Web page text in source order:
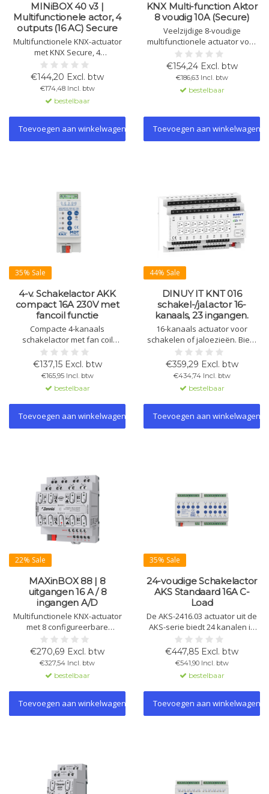
MINiBOX 40 v3 |
Multifunctionele actor, 4
outputs (16 AC) Secure
Multifunctionele KNX-actuator
met KNX Secure, 4
configureerbare uitgangen (16
A C-load), geschikt voor
jaloeziebesturing, fan coil
controle, logica en meer.
€144,20 Excl. btw
€174,48 Incl. btw
bestelbaar
Toevoegen aan winkelwagen
KNX Multi-function Aktor
8 voudig 10A (Secure)
Veelzijdige 8-voudige
multifunctionele actuator voor
schakelen, jaloezieën,
verwarming/koeling en
ventilatie, geschikt voor 10A.
Configuratie per kanaal met
KNX-Secure.
€154,24 Excl. btw
€186,63 Incl. btw
bestelbaar
Toevoegen aan winkelwagen
35% Sale
4-v. Schakelactor AKK
compact 16A 230V met
fancoil functie
Compacte 4-kanaals
schakelactor met fan coil
functie. Ondersteunt 3/4-
snelheidsventilatoren, 2-/4-
pijpsystemen, automatische
bediening, dag/nachtmodus en
noodfunctie. Geschikt voor
KNX-systemen, ideaal voor
HVAC-toepassingen.
€137,15 Excl. btw
€165,95 Incl. btw
bestelbaar
Toevoegen aan winkelwagen
44% Sale
DINUY IT KNT 016
schakel-/jal.actor 16-
kanaals, 23 ingangen.
16-kanaals actuator voor
schakelen of jaloezieën. Biedt
23 ingangen (16 binaire + 7
binaire/analoog) en
ondersteunt hoge belastingen
(16A). Configuratie via ETS5.
€359,29 Excl. btw
€434,74 Incl. btw
bestelbaar
Toevoegen aan winkelwagen
22% Sale
MAXinBOX 88 | 8
uitgangen 16 A / 8
ingangen A/D
Multifunctionele KNX-actuator
met 8 configureerbare
uitgangen (16 A C-Load) en 8
analoog/digitale ingangen.
Uitgangen individueel te
gebruiken als schakelactor.
Geschikt voor rolluiken,
verwarming en KNX Secure.
€270,69 Excl. btw
€327,54 Incl. btw
bestelbaar
Toevoegen aan winkelwagen
35% Sale
24-voudige Schakelactor
AKS Standaard 16A C-
Load
De AKS-2416.03 actuator uit de
AKS-serie biedt 24 kanalen in
een ruimtebesparend ontwerp,
geschikt voor zware C-Loads tot
140 µF. KNX-compatibel,
handmatige bediening mogelijk,
uitgebreid met tijd- en logische
functies.
€447,85 Excl. btw
€541,90 Incl. btw
bestelbaar
Toevoegen aan winkelwagen